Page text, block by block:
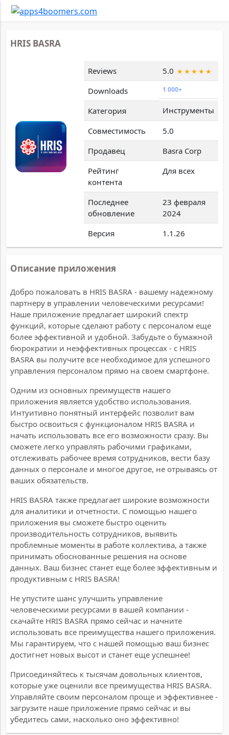
HRIS BASRA
Reviews
5.0
Downloads
1 000+
Категория
Инструменты
Совместимость
5.0
Продавец
Basra Corp
Рейтинг
контента
Для всех
Последнее
обновление
23 февраля
2024
Версия
1.1.26
Описание приложения
Добро пожаловать в HRIS BASRA - вашему надежному
партнеру в управлении человеческими ресурсами!
Наше приложение предлагает широкий спектр
функций, которые сделают работу с персоналом еще
более эффективной и удобной. Забудьте о бумажной
бюрократии и неэффективных процессах - с HRIS
BASRA вы получите все необходимое для успешного
управления персоналом прямо на своем смартфоне.
Одним из основных преимуществ нашего
приложения является удобство использования.
Интуитивно понятный интерфейс позволит вам
быстро освоиться с функционалом HRIS BASRA и
начать использовать все его возможности сразу. Вы
сможете легко управлять рабочими графиками,
отслеживать рабочее время сотрудников, вести базу
данных о персонале и многое другое, не отрываясь от
ваших обязательств.
HRIS BASRA также предлагает широкие возможности
для аналитики и отчетности. С помощью нашего
приложения вы сможете быстро оценить
производительность сотрудников, выявить
проблемные моменты в работе коллектива, а также
принимать обоснованные решения на основе
данных. Ваш бизнес станет еще более эффективным и
продуктивным с HRIS BASRA!
Не упустите шанс улучшить управление
человеческими ресурсами в вашей компании -
скачайте HRIS BASRA прямо сейчас и начните
использовать все преимущества нашего приложения.
Мы гарантируем, что с нашей помощью ваш бизнес
достигнет новых высот и станет еще успешнее!
Присоединяйтесь к тысячам довольных клиентов,
которые уже оценили все преимущества HRIS BASRA.
Управляйте своим персоналом проще и эффективнее -
загрузите наше приложение прямо сейчас и вы
убедитесь сами, насколько оно эффективно!